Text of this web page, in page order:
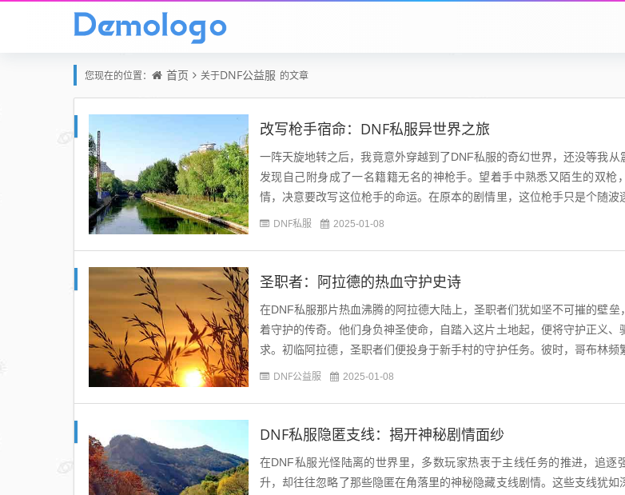
您现在的位置： 首页 关于DNF公益服 的文章
改写枪手宿命：DNF私服异世界之旅
一阵天旋地转之后，我竟意外穿越到了DNF私服的奇幻世界，还没等我从
发现自己附身成了一名籍籍无名的神枪手。望着手中熟悉又陌生的双枪
情，决意要改写这位枪手的命运。在原本的剧情里，这位枪手只是个随波
在低级副本中艰难求生，最后泯然众人。可我既然来了，就绝...
DNF私服 2025-01-08
圣职者：阿拉德的热血守护史诗
在DNF私服那片热血沸腾的阿拉德大陆上，圣职者们犹如坚不可摧的壁垒
着守护的传奇。他们身负神圣使命，自踏入这片土地起，便将守护正义、
求。初临阿拉德，圣职者们便投身于新手村的守护任务。彼时，哥布林频
掠无恶不作。圣职者们手持十字架，身着厚重铠甲，步伐沉...
DNF公益服 2025-01-08
DNF私服隐匿支线：揭开神秘剧情面纱
在DNF私服光怪陆离的世界里，多数玩家热衷于主线任务的推进，追逐
升，却往往忽略了那些隐匿在角落里的神秘隐藏支线剧情。这些支线犹如